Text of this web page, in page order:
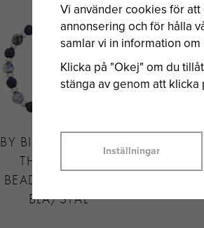
BY BILLGREN SAVE
THE OCEAN
BEADSARMBAND
BLÅ/STÅL
Vi använder cookies för
annonsering och för hålla
samlar vi in information
Klicka på "Okej" om du
stänga av genom att
Inställningar